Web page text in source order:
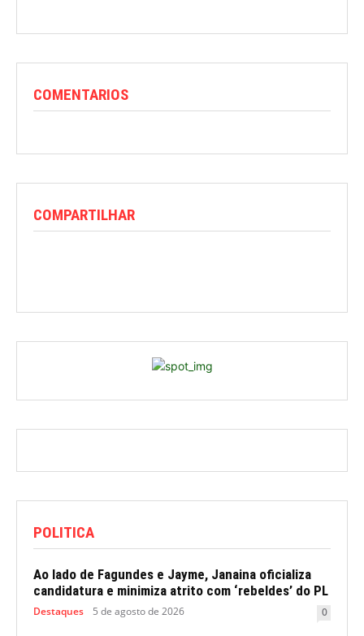
COMENTARIOS
COMPARTILHAR
POLITICA
Ao lado de Fagundes e Jayme, Janaina oficializa
candidatura e minimiza atrito com ‘rebeldes’ do PL
Destaques 5 de agosto de 2026 0